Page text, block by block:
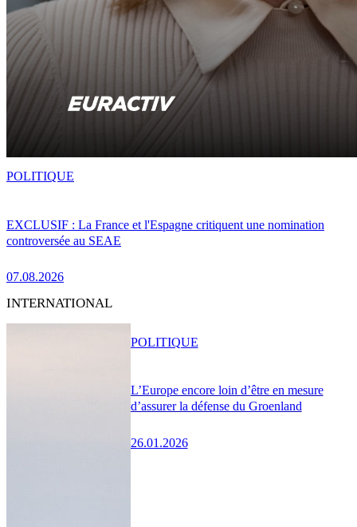
EXCLUSIF : La France et l'Espagne critiquent une nomination
controversée au SEAE
07.08.2026
POLITIQUE
INTERNATIONAL
L’Europe encore loin d’être en mesure
d’assurer la défense du Groenland
26.01.2026
POLITIQUE